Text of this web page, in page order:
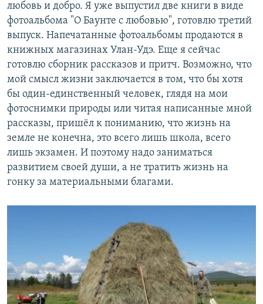
любовь и добро. Я уже выпустил две книги в виде
фотоальбома "О Баунте с любовью", готовлю третий
выпуск. Напечатанные фотоальбомы продаются в
книжных магазинах Улан-Удэ. Еще я сейчас
готовлю сборник рассказов и притч. Возможно, что
мой смысл жизни заключается в том, что бы хотя
бы один-единственный человек, глядя на мои
фотоснимки природы или читая написанные мной
рассказы, пришёл к пониманию, что жизнь на
земле не конечна, это всего лишь школа, всего
лишь экзамен. И поэтому надо заниматься
развитием своей души, а не тратить жизнь на
гонку за материальными благами.